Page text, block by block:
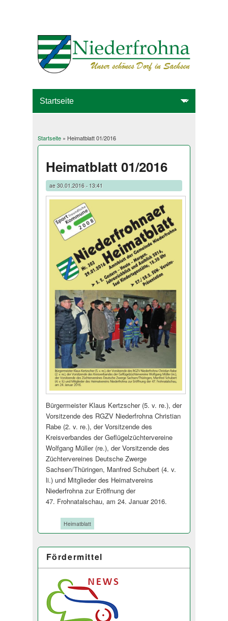
Sie sind hier
Startseite» Heimatblatt 01/2016
Heimatblatt 01/2016
ae30.01.2016 - 13:41
Bürgermeister Klaus Kertzscher (5. v. re.), der
Vorsitzende des RGZV Niederfrohna Christian
Rabe (2. v. re.), der Vorsitzende des
Kreisverbandes der Geflügelzüchter­vereine
Wolfgang Müller (re.), der Vorsitzende des
Züchtervereines Deutsche Zwerge
Sachsen/Thüringen, Manfred Schubert (4. v.
li.) und Mitglieder des Heimatvereins
Niederfrohna zur Eröffnung der
47. Frohnatalschau, am 24. Januar 2016.
Heimatblatt
Fördermittel